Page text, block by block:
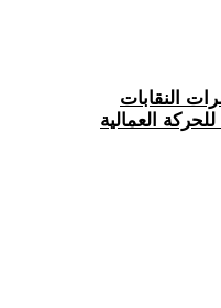
النقابات
العمالية